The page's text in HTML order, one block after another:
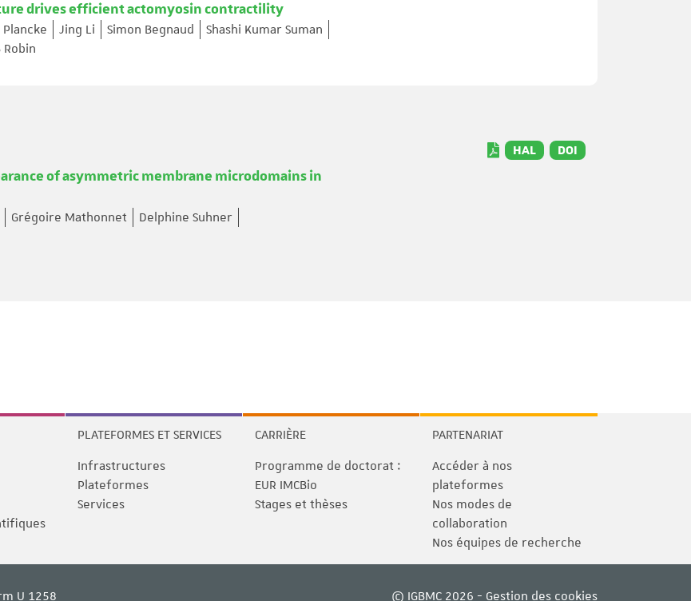
drives efficient actomyosin contractility
Plancke Jing Li Simon Begnaud
Shashi Kumar Suman
Robin
of asymmetric membrane microdomains in
Grégoire Mathonnet
Delphine Suhner
HAL DOI
PLATEFORMES ET SERVICES
Infrastructures
Plateformes
Services
CARRIÈRE
Programme de doctorat :
EUR IMCBio
Stages et thèses
PARTENARIAT
Accéder à nos
plateformes
Nos modes de
collaboration
Nos équipes de recherche
U 1258 © IGBMC 2026 - Gestion des cookies